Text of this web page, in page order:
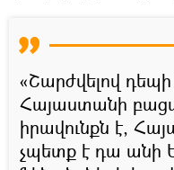
«Շարժվելով դեպի
Հայաստանի
իրավունքն է,
չպետք է դա անի